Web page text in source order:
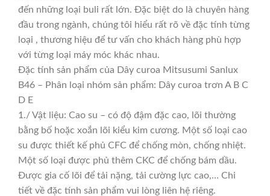
đến những loại buli rất lớn. Đặc biệt do là chuyên hàng
đầu trong ngành, chúng tôi hiểu rất rõ về đặc tính từng
loại , thương hiệu để tư vấn cho khách hàng phù hợp
với từng loại máy móc khác nhau.
Đặc tính sản phẩm của Dây curoa Mitsusumi Sanlux
B46 – Phân loại nhóm sản phẩm: Dây curoa trơn A B C
D E
1./ Vật liệu: Cao su – có độ đậm đặc cao, lõi thường
bằng bố hoặc xoắn lõi kiểu kim cương. Một số loại cao
su được thiết kế phủ CFC để chống mòn, chống nhiệt.
Một số loại được phủ thêm CKC để chống bám dầu.
Được gia cố lõi để tải nặng, tải cường lực cao,… Chi
tiết về đặc tính sản phẩm vui lòng liên hệ riêng.